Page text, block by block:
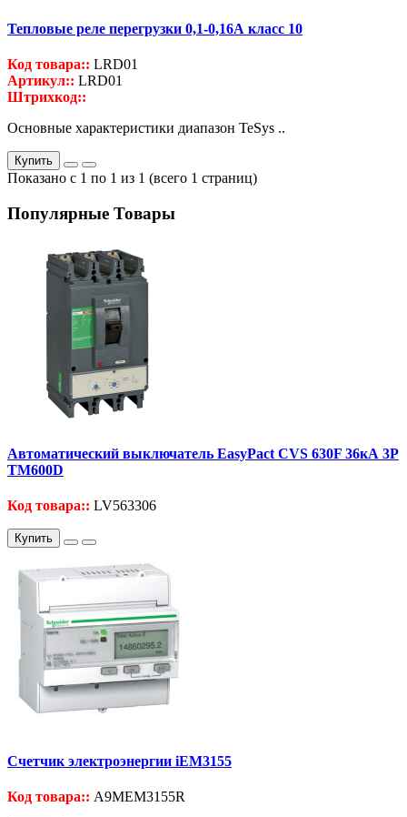
Тепловые реле перегрузки 0,1-0,16А класс 10
Код товара:: LRD01
Артикул:: LRD01
Штрихкод::
Основные характеристики диапазон TeSys ..
Купить
Показано с 1 по 1 из 1 (всего 1 страниц)
Популярные Товары
Автоматический выключатель EasyPact CVS 630F 36кА 3P
TM600D
Код товара:: LV563306
Купить
Счетчик электроэнергии iEM3155
Код товара:: A9MEM3155R